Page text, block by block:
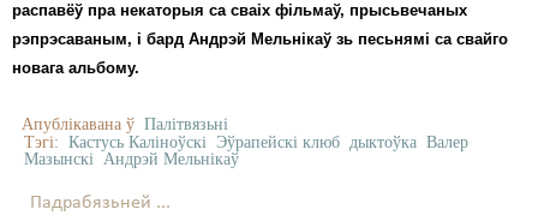
распавёў пра некаторыя са сваіх фільмаў, прысьвечаных
рэпрэсаваным, і бард Андрэй Мельнікаў зь песьнямі са свайго
новага альбому.
Апублікавана ў Палітвязьні
Тэгі: Кастусь Каліноўскі Эўрапейскі клюб дыктоўка Валер
Мазынскі Андрэй Мельнікаў
Падрабязьней ...